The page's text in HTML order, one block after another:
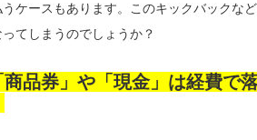
ケースもあります。このキックバックな
てしまうのでしょうか？
品券」や「現金」は経費で